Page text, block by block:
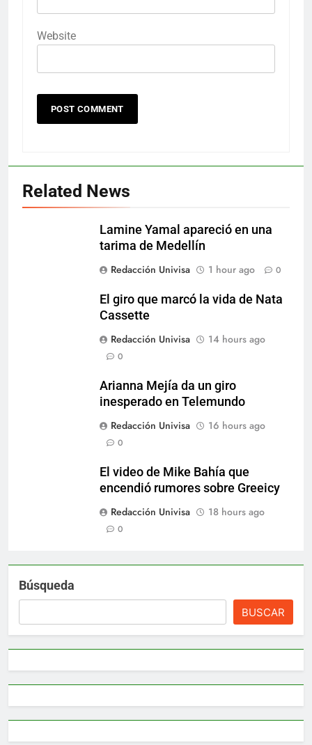
Website
Related News
Lamine Yamal apareció en una
tarima de Medellín
Redacción Univisa
1 hour ago 0
El giro que marcó la vida de Nata
Cassette
Redacción Univisa
14 hours ago
0
Arianna Mejía da un giro
inesperado en Telemundo
Redacción Univisa
16 hours ago
0
El video de Mike Bahía que
encendió rumores sobre Greeicy
Redacción Univisa
18 hours ago
0
Búsqueda
BUSCAR